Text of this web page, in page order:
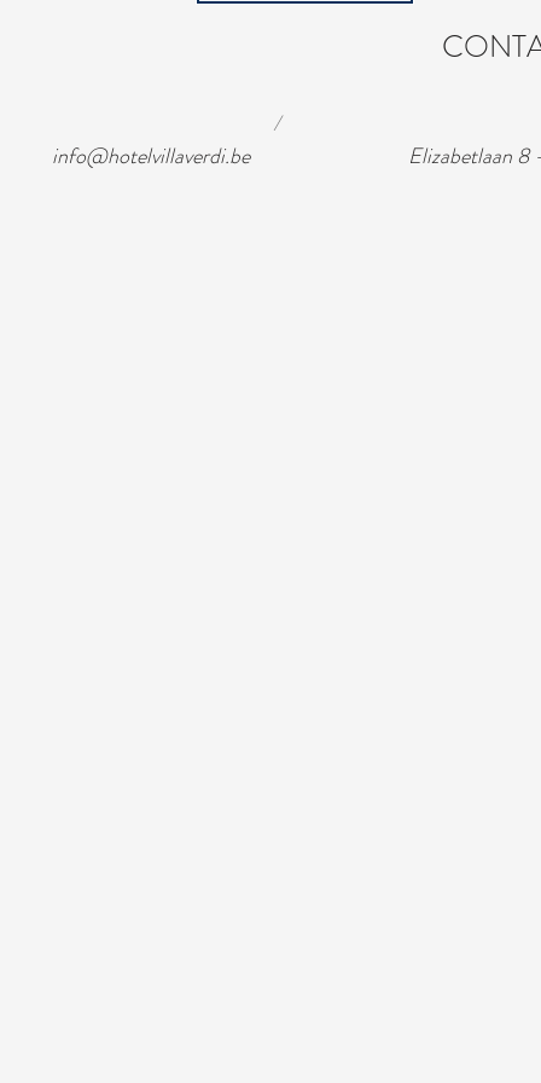
/
info@hotelvillaverdi.be
Elizabetlaan